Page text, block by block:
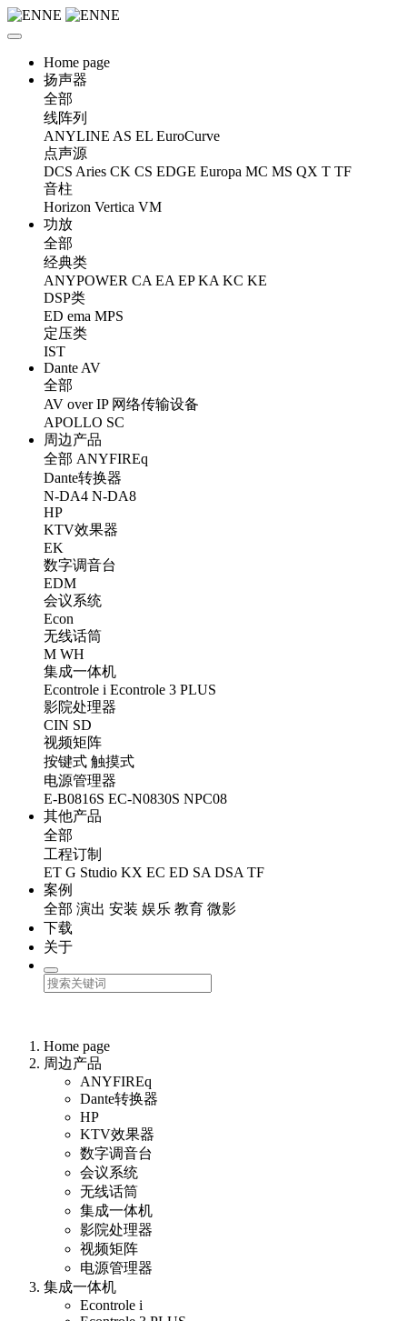
Home page
扬声器
全部
线阵列
ANYLINE AS EL EuroCurve
点声源
DCS Aries CK CS EDGE Europa MC MS QX T TF
音柱
Horizon Vertica VM
功放
全部
经典类
ANYPOWER CA EA EP KA KC KE
DSP类
ED ema MPS
定压类
IST
Dante AV
全部
AV over IP 网络传输设备
APOLLO SC
周边产品
全部 ANYFIREq
Dante转换器
N-DA4 N-DA8
HP
KTV效果器
EK
数字调音台
EDM
会议系统
Econ
无线话筒
M WH
集成一体机
Econtrole i Econtrole 3 PLUS
影院处理器
CIN SD
视频矩阵
按键式 触摸式
电源管理器
E-B0816S EC-N0830S NPC08
其他产品
全部
工程订制
ET G Studio KX EC ED SA DSA TF
案例
全部 演出 安装 娱乐 教育 微影
下载
关于
Home page
周边产品
ANYFIREq
Dante转换器
HP
KTV效果器
数字调音台
会议系统
无线话筒
集成一体机
影院处理器
视频矩阵
电源管理器
集成一体机
Econtrole i